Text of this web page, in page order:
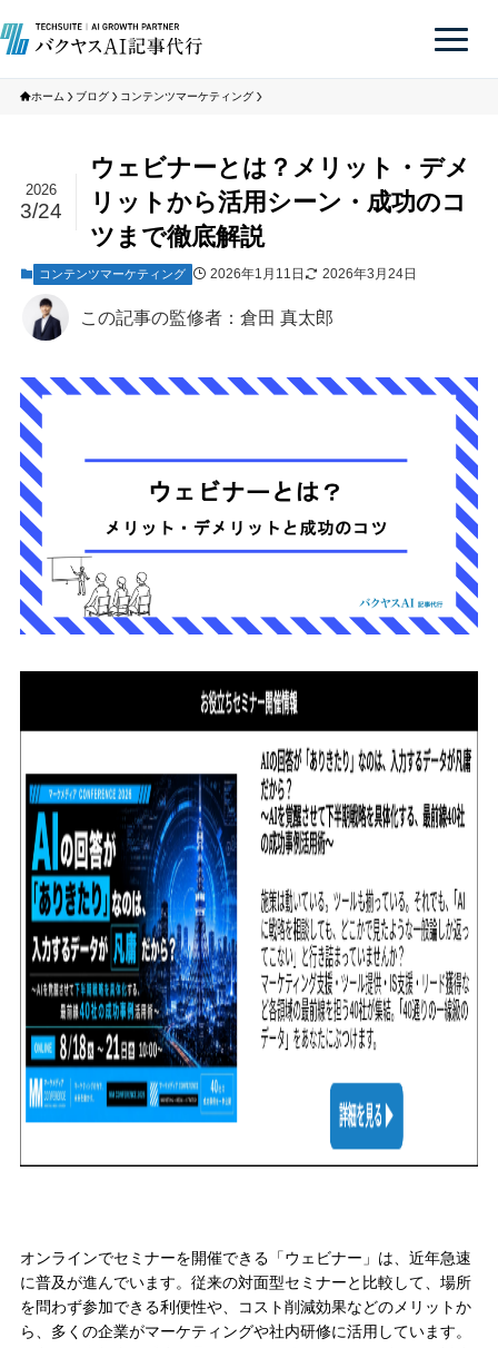
ホーム ブログ コンテンツマーケティング
ウェビナーとは？メリット・デメ
リットから活用シーン・成功のコ
ツまで徹底解説
2026
3/24
コンテンツマーケティング 2026年1月11日 2026年3月24日
この記事の監修者：倉田 真太郎
オンラインでセミナーを開催できる「ウェビナー」は、近年急速
に普及が進んでいます。従来の対面型セミナーと比較して、場所
を問わず参加できる利便性や、コスト削減効果などのメリットか
ら、多くの企業がマーケティングや社内研修に活用しています。